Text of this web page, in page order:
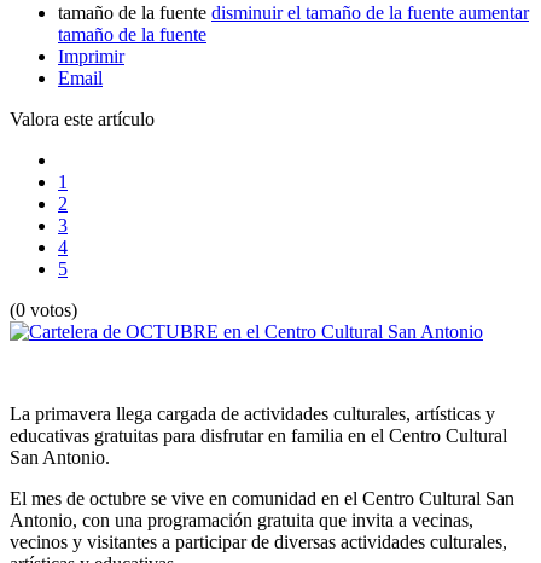
tamaño de la fuente disminuir el tamaño de la fuente aumentar
tamaño de la fuente
Imprimir
Email
Valora este artículo
1
2
3
4
5
(0 votos)
La primavera llega cargada de actividades culturales, artísticas y
educativas gratuitas para disfrutar en familia en el Centro Cultural
San Antonio.
El mes de octubre se vive en comunidad en el Centro Cultural San
Antonio, con una programación gratuita que invita a vecinas,
vecinos y visitantes a participar de diversas actividades culturales,